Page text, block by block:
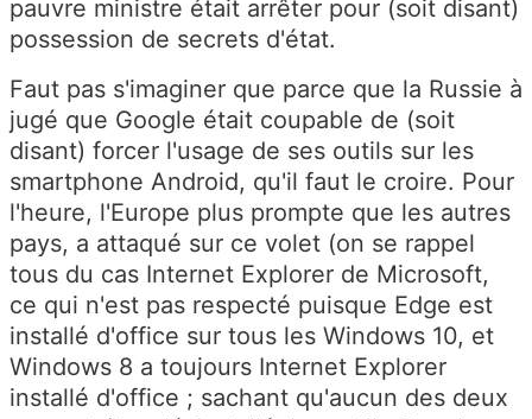
pauvre ministre était arrêter pour (soit disant)
possession de secrets d'état.
Faut pas s'imaginer que parce que la Russie à
jugé que Google était coupable de (soit
disant) forcer l'usage de ses outils sur les
smartphone Android, qu'il faut le croire. Pour
l'heure, l'Europe plus prompte que les autres
pays, a attaqué sur ce volet (on se rappel
tous du cas Internet Explorer de Microsoft,
ce qui n'est pas respecté puisque Edge est
installé d'office sur tous les Windows 10, et
Windows 8 a toujours Internet Explorer
installé d'office ; sachant qu'aucun des deux